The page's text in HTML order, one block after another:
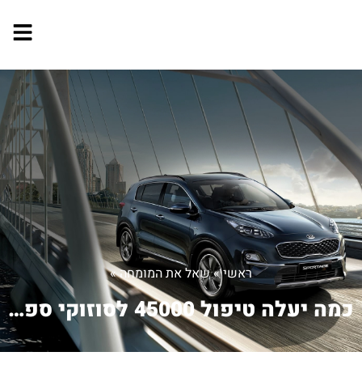
ראשי»שאל את המומחה»
כמה יעלה טיפול 45000 לסוזוקי ספלאש